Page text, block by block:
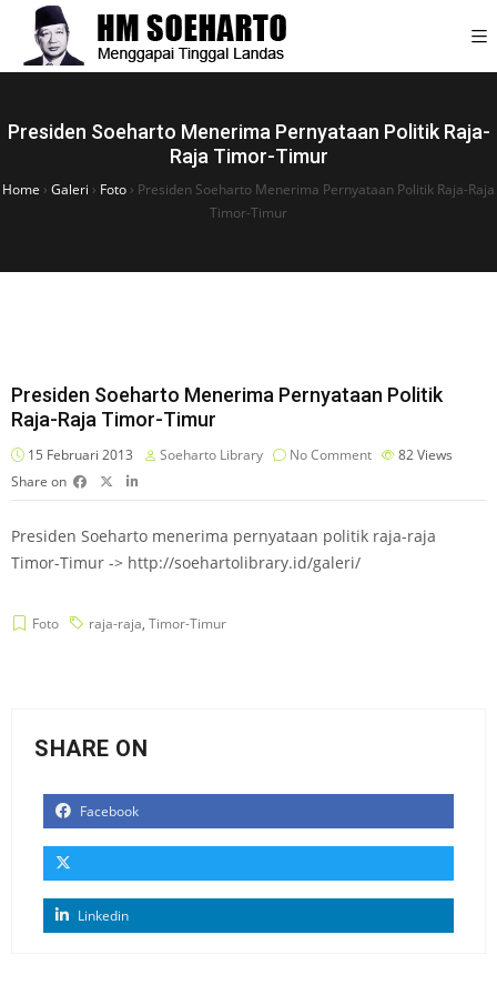
Presiden Soeharto Menerima Pernyataan Politik Raja-
Raja Timor-Timur
Home › Galeri › Foto › Presiden Soeharto Menerima Pernyataan Politik Raja-Raja
Timor-Timur
Presiden Soeharto Menerima Pernyataan Politik
Raja-Raja Timor-Timur
15 Februari 2013 Soeharto Library No Comment 82Views
Share on
Presiden Soeharto menerima pernyataan politik raja-raja
Timor-Timur -> http://soehartolibrary.id/galeri/
Foto raja-raja, Timor-Timur
SHARE ON
Facebook
Linkedin